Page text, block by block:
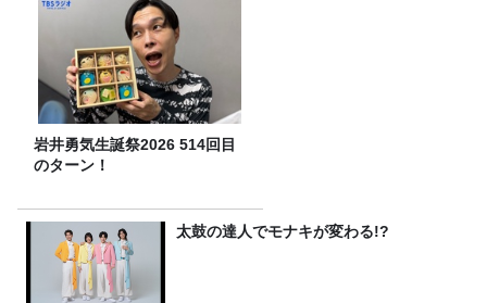
岩井勇気生誕祭2026 514回目
のターン！
太鼓の達人でモナキが変わる!?